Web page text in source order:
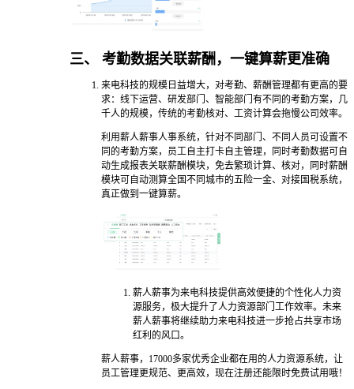
三、 考勤数据关联薪酬，一键算薪更准确
来电科技的规模日益增大，对考勤、薪酬管理都有更高的要
求：线下运营、研发部门、智能部门有不同的考勤方案，几
千人的规模，传统的考勤核对、工资计算会拖慢公司效率。
利用薪人薪事人事系统，针对不同部门、不同人员可设置不
同的考勤方案，员工自主打卡自主管理，同时考勤数据可自
动生成报表关联薪酬模块，免去繁琐计算、核对，同时薪酬
模块可自动测算全国不同城市的五险一金、对接国税系统，
真正做到一键算薪。
薪人薪事为来电科技提供高效便捷的个性化人力资
源服务，极大提升了人力资源部门工作效率。未来
薪人薪事将继续助力来电科技进一步抢占共享市场
红利的风口。
薪人薪事，17000多家优秀企业都在用的人力资源系统，让
员工管理更规范、更高效，现在注册还能限时免费试用哦！